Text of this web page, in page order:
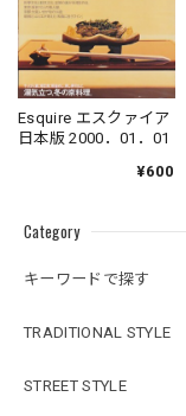
Category
キーワードで探す
TRADITIONAL STYLE
STREET STYLE
Esquire エスクァイア
日本版 2000．01．01
¥600